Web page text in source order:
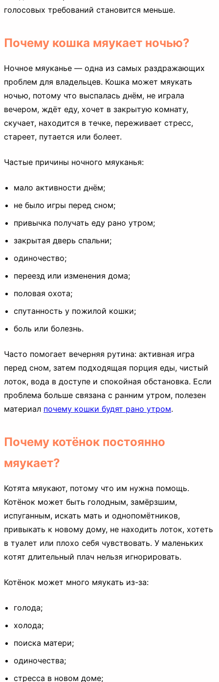
голосовых требований становится меньше.
Почему кошка мяукает ночью?
Ночное мяуканье — одна из самых раздражающих
проблем для владельцев. Кошка может мяукать
ночью, потому что выспалась днём, не играла
вечером, ждёт еду, хочет в закрытую комнату,
скучает, находится в течке, переживает стресс,
стареет, путается или болеет.
Частые причины ночного мяуканья:
мало активности днём;
не было игры перед сном;
привычка получать еду рано утром;
закрытая дверь спальни;
одиночество;
переезд или изменения дома;
половая охота;
спутанность у пожилой кошки;
боль или болезнь.
Часто помогает вечерняя рутина: активная игра
перед сном, затем подходящая порция еды, чистый
лоток, вода в доступе и спокойная обстановка. Если
проблема больше связана с ранним утром, полезен
материал почему кошки будят рано утром.
Почему котёнок постоянно
мяукает?
Котята мяукают, потому что им нужна помощь.
Котёнок может быть голодным, замёрзшим,
испуганным, искать мать и однопомётников,
привыкать к новому дому, не находить лоток, хотеть
в туалет или плохо себя чувствовать. У маленьких
котят длительный плач нельзя игнорировать.
Котёнок может много мяукать из-за:
голода;
холода;
поиска матери;
одиночества;
стресса в новом доме;